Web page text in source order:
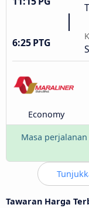
6:25 PTG
Economy
Masa
Tawaran Harga